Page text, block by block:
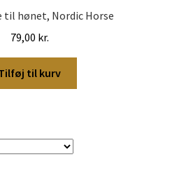
hønet, Nordic Horse
79,00 kr.
til kurv